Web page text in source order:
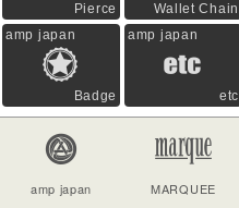
Pierce Wallet Chain
amp japan
Badge
amp japan
etc
amp japan MARQUEE